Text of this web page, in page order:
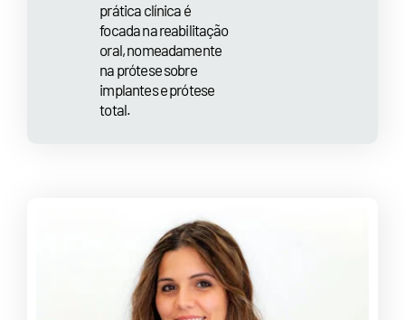
prática clínica é
focada na reabilitação
oral, nomeadamente
na prótese sobre
implantes e prótese
total.